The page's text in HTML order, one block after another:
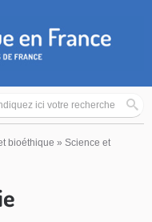
bioéthique » Science et